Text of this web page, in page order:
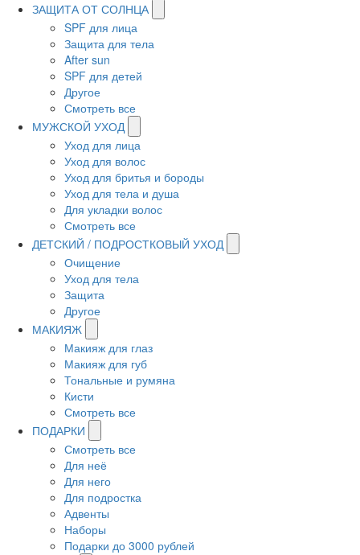
ЗАЩИТА ОТ СОЛНЦА
SPF для лица
Защита для тела
After sun
SPF для детей
Другое
Смотреть все
МУЖСКОЙ УХОД
Уход для лица
Уход для волос
Уход для бритья и бороды
Уход для тела и душа
Для укладки волос
Смотреть все
ДЕТСКИЙ / ПОДРОСТКОВЫЙ УХОД
Очищение
Уход для тела
Защита
Другое
МАКИЯЖ
Макияж для глаз
Макияж для губ
Тональные и румяна
Кисти
Смотреть все
ПОДАРКИ
Смотреть все
Для неё
Для него
Для подростка
Адвенты
Наборы
Подарки до 3000 рублей